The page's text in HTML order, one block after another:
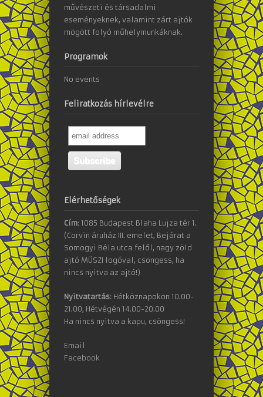
művészeti és társadalmi
eseményeknek, valamint zárt ajtók
mögött folyó műhelymunkáknak.
Programok
No events
Feliratkozás hírlevélre
Elérhetőségek
Cím: 1085 Budapest Blaha Lujza tér 1.
(Corvin áruház III. emelet, Bejárat a
Somogyi Béla utca felől, nagy zöld
ajtó MÜSZI logóval, csöngess, ha
nincs nyitva az ajtó!)
Nyitvatartás: Hétköznapokon 10.00-
21.00, Hétvégén 14.00-20.00
Ha nincs nyitva a kapu, csöngess!
Email
Facebook